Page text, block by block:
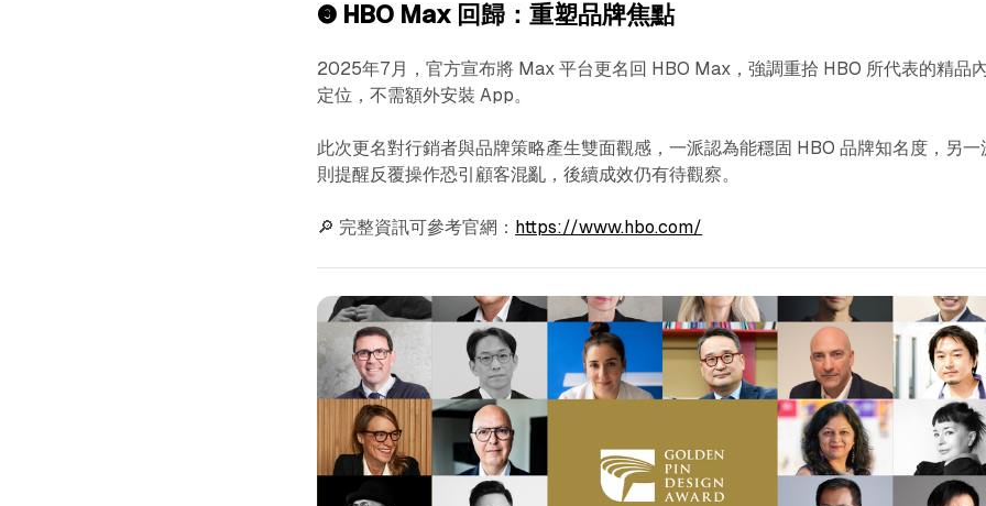
❸ HBO Max 回歸：重塑品牌焦點󠀠
2025年7月，官方宣布將 Max 平台更名回 HBO Max，強調重拾 HBO 所代表的精品
定位，不需額外安裝 App。
此次更名對行銷者與品牌策略產生雙面觀感，一派認為能穩固 HBO 品牌知名度，另一
則提醒反覆操作恐引顧客混亂，後續成效仍有待觀察。
🔎 完整資訊可參考官網： https://www.hbo.com/